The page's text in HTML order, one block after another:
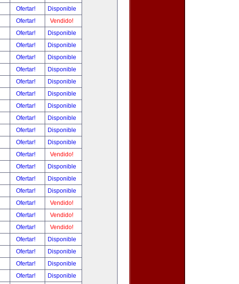
Ofertar!
Disponible
Ofertar!
Vendido!
Ofertar!
Disponible
Ofertar!
Disponible
Ofertar!
Disponible
Ofertar!
Disponible
Ofertar!
Disponible
Ofertar!
Disponible
Ofertar!
Disponible
Ofertar!
Disponible
Ofertar!
Disponible
Ofertar!
Disponible
Ofertar!
Vendido!
Ofertar!
Disponible
Ofertar!
Disponible
Ofertar!
Disponible
Ofertar!
Vendido!
Ofertar!
Vendido!
Ofertar!
Vendido!
Ofertar!
Disponible
Ofertar!
Disponible
Ofertar!
Disponible
Ofertar!
Disponible